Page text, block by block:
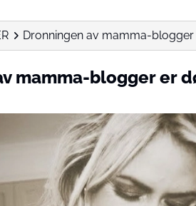
Dronningen av mamma-
mamma-blogger er